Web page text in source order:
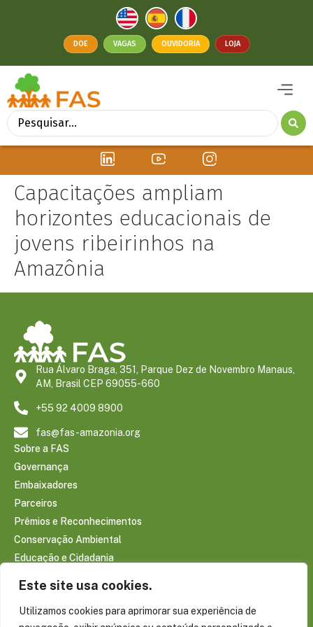
Este site usa cookies.
Utilizamos cookies para aprimorar sua experiência de
DOE VAGAS OUVIDORIA LOJA
Capacitações ampliam
horizontes educacionais de
jovens ribeirinhos na
Amazônia
Rua Álvaro Braga, 351, Parque Dez de Novembro Manaus,
AM, Brasil CEP 69055-660
+55 92 4009 8900
fas@fas-amazonia.org
Sobre a FAS
Governança
Embaixadores
Parceiros
Prêmios e Reconhecimentos
Conservação Ambiental
Educação e Cidadania
Sociobioeconomia Amazônica